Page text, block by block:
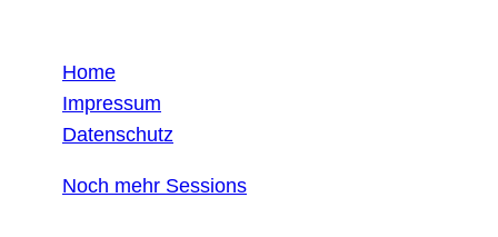
Home
Impressum
Datenschutz
Noch mehr Sessions